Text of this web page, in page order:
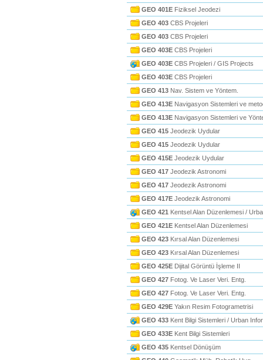
GEO 401E Fiziksel Jeodezi
GEO 403 CBS Projeleri
GEO 403 CBS Projeleri
GEO 403E CBS Projeleri
GEO 403E CBS Projeleri / GIS Projects
GEO 403E CBS Projeleri
GEO 413 Nav. Sistem ve Yöntem.
GEO 413E Navigasyon Sistemleri ve
GEO 413E Navigasyon Sistemleri ve
GEO 415 Jeodezik Uydular
GEO 415 Jeodezik Uydular
GEO 415E Jeodezik Uydular
GEO 417 Jeodezik Astronomi
GEO 417 Jeodezik Astronomi
GEO 417E Jeodezik Astronomi
GEO 421 Kentsel Alan Düzenlemesi /
GEO 421E Kentsel Alan Düzenlemesi
GEO 423 Kırsal Alan Düzenlemesi
GEO 423 Kırsal Alan Düzenlemesi
GEO 425E Dijital Görüntü İşleme II
GEO 427 Fotog. Ve Laser Veri. Entg.
GEO 427 Fotog. Ve Laser Veri. Entg.
GEO 429E Yakın Resim Fotogrametrisi
GEO 433 Kent Bilgi Sistemleri / Urban
GEO 433E Kent Bilgi Sistemleri
GEO 435 Kentsel Dönüşüm